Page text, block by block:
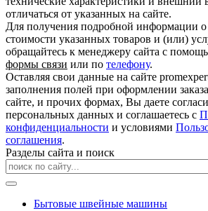
отличаться от указанных на сайте.
Для получения подробной информации
стоимости указанных товаров и (или)
обращайтесь к менеджеру сайта с
формы связи или по телефону.
Оставляя свои данные на сайте
заполнения полей при оформлении
сайте, и прочих формах, Вы даете
персональных данных и соглашаетесь с
конфиденциальности и условиями
соглашения.
Разделы сайта и поиск
Бытовые швейные машины